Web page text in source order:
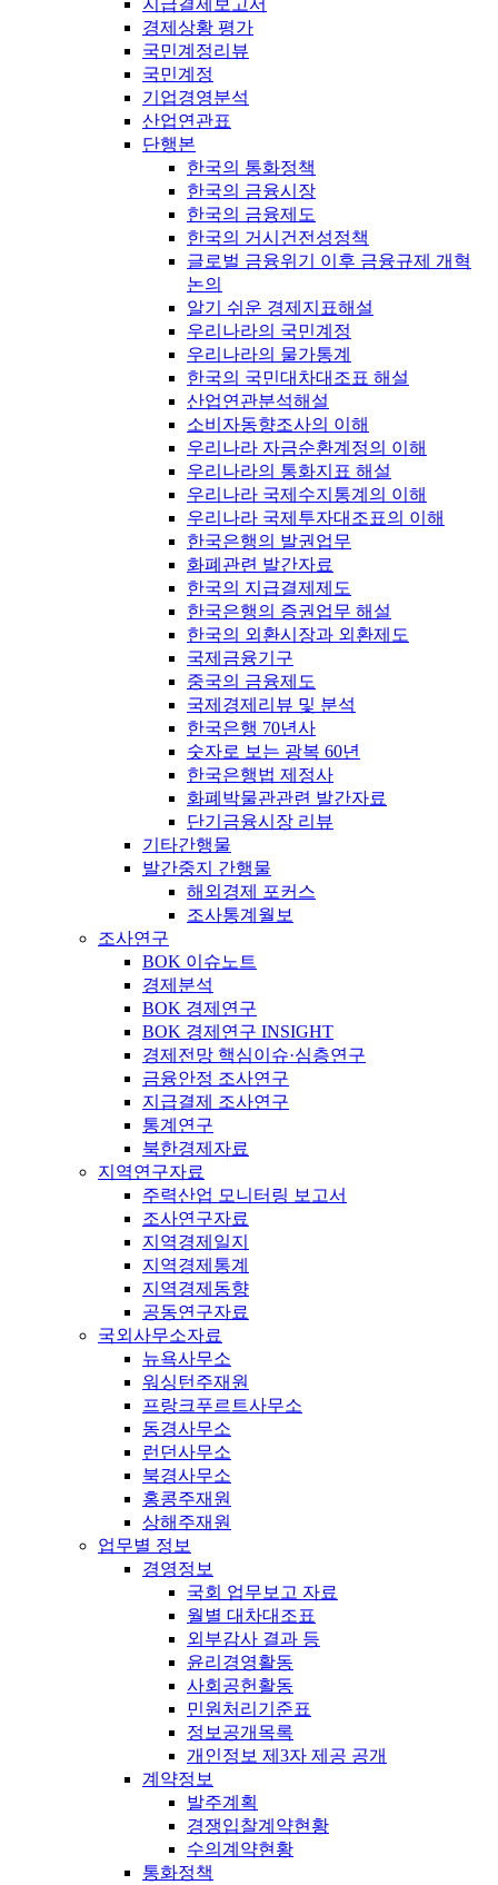
지급결제보고서
경제상황 평가
국민계정리뷰
국민계정
기업경영분석
산업연관표
단행본
한국의 통화정책
한국의 금융시장
한국의 금융제도
한국의 거시건전성정책
글로벌 금융위기 이후 금융규제 개혁
논의
알기 쉬운 경제지표해설
우리나라의 국민계정
우리나라의 물가통계
한국의 국민대차대조표 해설
산업연관분석해설
소비자동향조사의 이해
우리나라 자금순환계정의 이해
우리나라의 통화지표 해설
우리나라 국제수지통계의 이해
우리나라 국제투자대조표의 이해
한국은행의 발권업무
화폐관련 발간자료
한국의 지급결제제도
한국은행의 증권업무 해설
한국의 외환시장과 외환제도
국제금융기구
중국의 금융제도
국제경제리뷰 및 분석
한국은행 70년사
숫자로 보는 광복 60년
한국은행법 제정사
화폐박물관관련 발간자료
단기금융시장 리뷰
기타간행물
발간중지 간행물
해외경제 포커스
조사통계월보
조사연구
BOK 이슈노트
경제분석
BOK 경제연구
BOK 경제연구 INSIGHT
경제전망 핵심이슈·심층연구
금융안정 조사연구
지급결제 조사연구
통계연구
북한경제자료
지역연구자료
주력산업 모니터링 보고서
조사연구자료
지역경제일지
지역경제통계
지역경제동향
공동연구자료
국외사무소자료
뉴욕사무소
워싱턴주재원
프랑크푸르트사무소
동경사무소
런던사무소
북경사무소
홍콩주재원
상해주재원
업무별 정보
경영정보
국회 업무보고 자료
월별 대차대조표
외부감사 결과 등
윤리경영활동
사회공헌활동
민원처리기준표
정보공개목록
개인정보 제3자 제공 공개
계약정보
발주계획
경쟁입찰계약현황
수의계약현황
통화정책